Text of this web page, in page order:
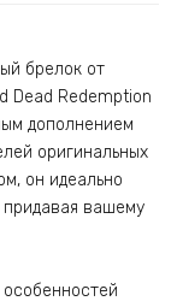
брелок от
Dead Redemption
дополнением
оригинальных
он идеально
придавая вашему